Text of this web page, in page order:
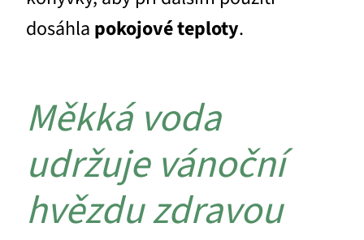
dosáhla pokojové teploty.
Měkká voda
udržuje vánoční
hvězdu zdravou